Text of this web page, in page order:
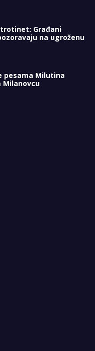
trotinet: Građani
na ugroženu
pesama Milutina
Milanovcu